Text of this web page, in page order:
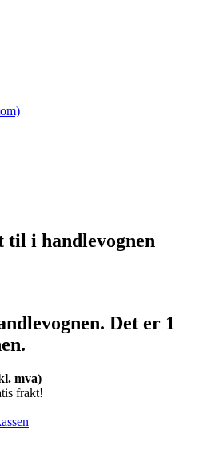
til i handlevognen
Det er 1
mva)
frakt!